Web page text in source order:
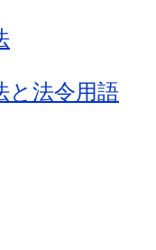
法令用語